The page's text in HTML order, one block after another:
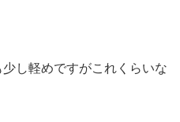
し軽めですがこれくらいな